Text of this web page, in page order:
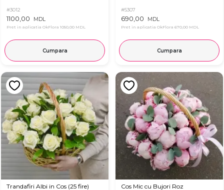
#3012
1100,00 MDL
Pret in aplicatia OkFlora 1050,00 MDL
Cumpara
#5307
690,00 MDL
Pret in aplicatia OkFlora 670,00 MDL
Cumpara
Trandafiri Albi in Cos (25 fire) Cos Mic cu Bujori Roz